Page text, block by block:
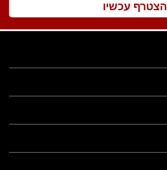
הצטרף עכשיו